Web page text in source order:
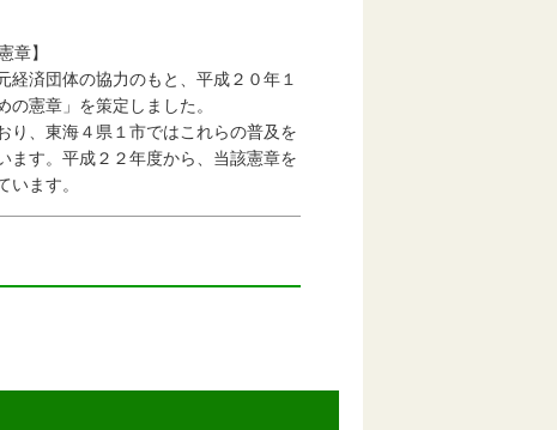
章】
済団体の協力のもと、平成２０年１
憲章」を策定しました。
、東海４県１市ではこれらの普及を
す。平成２２年度から、当該憲章を
ます。